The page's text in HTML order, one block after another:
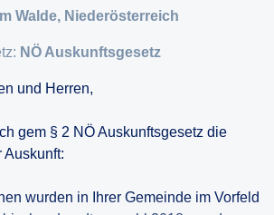
Walde, Niederösterreich
NÖ Auskunftsgesetz
und Herren,
gem § 2 NÖ Auskunftsgesetz die
Auskunft:
wurden in Ihrer Gemeinde im Vorfeld